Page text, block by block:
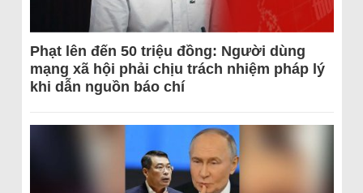
Phạt lên đến 50 triệu đồng: Người dùng
mạng xã hội phải chịu trách nhiệm pháp lý
khi dẫn nguồn báo chí